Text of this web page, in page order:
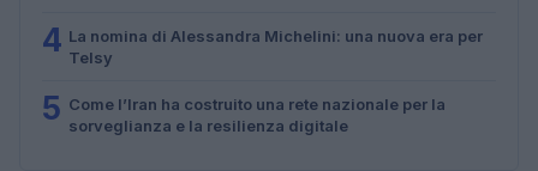
4 La nomina di Alessandra Michelini: una nuova era per
Telsy
5 Come l’Iran ha costruito una rete nazionale per la
sorveglianza e la resilienza digitale